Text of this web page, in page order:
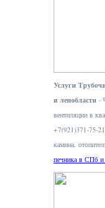
Услуги
и ленобласти -
вентиляции в
+7(921)371-75-
камина,
печника в СПб и